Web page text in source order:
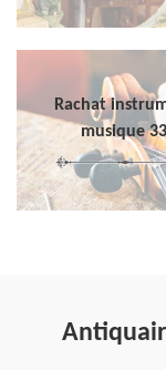
Rachat
musique 33